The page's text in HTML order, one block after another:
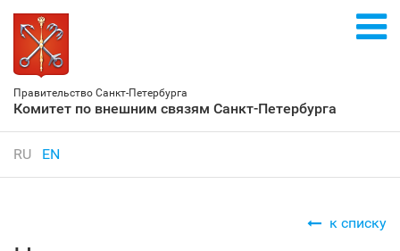
Правительство Санкт‑Петербурга
Комитет по внешним связям Санкт‑Петербурга
RU EN
к списку